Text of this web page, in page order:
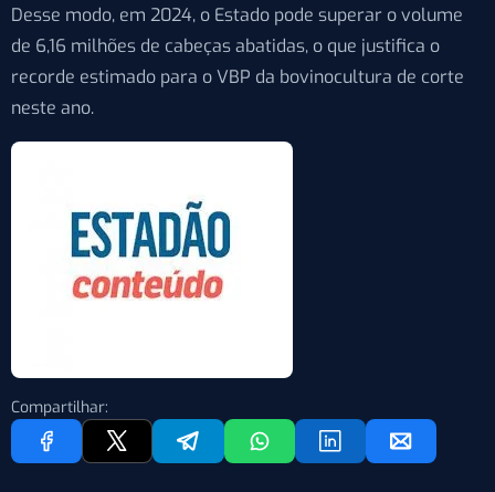
Desse modo, em 2024, o Estado pode superar o volume
de 6,16 milhões de cabeças abatidas, o que justifica o
recorde estimado para o VBP da bovinocultura de corte
neste ano.
Compartilhar: